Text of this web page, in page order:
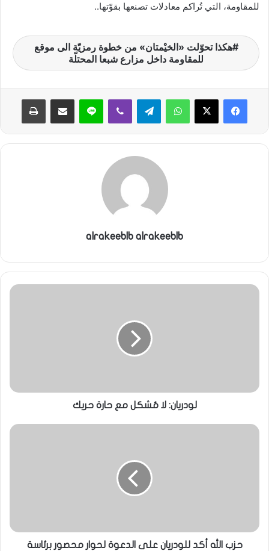
للمقاومة، التي تُراكم معادلات تصنعها بقوّتها..
هكذا تحوّلت «الخيْمتان» من خطوة رمزيّة الى موقع
للمقاومة داخل مزارع شبعا المحتلّة
واتساب لاين
alrakeeblb alrakeeblb
لودريان: لا مُشكل مع حارة حريك
حزب الله أكد للودريان على الدعوة لحوار محصور برئاسة